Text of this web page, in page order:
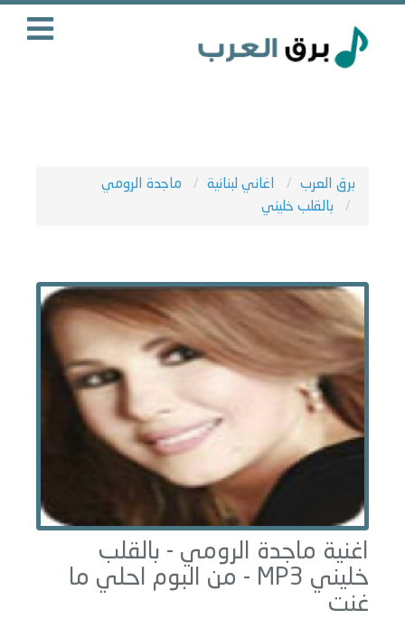
برق العرب اغاني لبنانية
ماجدة الرومي
بالقلب خليني
اغنية ماجدة الرومي - بالقلب
خليني
احلي ما
غنت